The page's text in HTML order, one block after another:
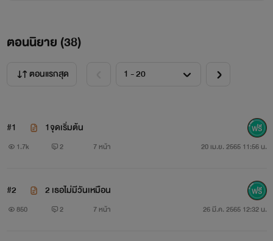
ตอนนิยาย (38)
ตอนแรกสุด
#1 1จุดเริ่มต้น
1.7k 2 7 หน้า 20 เม.ย. 2565 11:56 น.
#2 2 เธอไม่มีวันเหมือน
850 2 7 หน้า 26 มี.ค. 2565 12:32 น.